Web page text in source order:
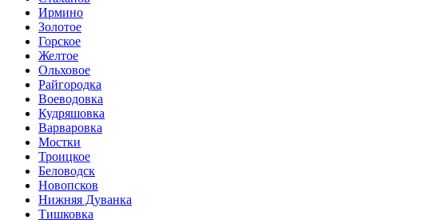
Ирмино
Золотое
Горское
Желтое
Ольховое
Райгородка
Воеводовка
Кудряшовка
Варваровка
Мостки
Троицкое
Беловодск
Новопсков
Нижняя Дуванка
Тишковка